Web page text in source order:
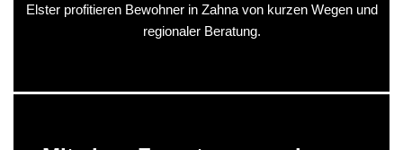
Elster profitieren Bewohner in Zahna von kurzen Wegen und
regionaler Beratung.